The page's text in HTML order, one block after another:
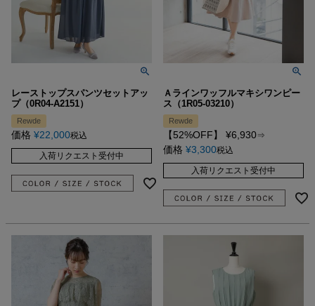
レーストップスパンツセットアッ
プ（0R04-A2151）
Rewde
価格 ¥22,000税込
入荷リクエスト受付中
Ａラインワッフルマキシワンピー
ス（1R05-03210）
Rewde
【52%OFF】 ¥6,930⇒
価格 ¥3,300税込
入荷リクエスト受付中